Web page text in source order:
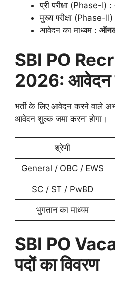
प्री परीक्षा (Phase-I) :
मुख्य परीक्षा (Phase-
आवेदन का माध्यम :
SBI PO
2026: आवेदन
भर्ती के लिए आवेदन करने वाले
आवेदन शुल्क जमा करना होगा।
श्रेणी
General / OBC / EWS
SC / ST / PwBD
भुगतान का माध्यम
SBI PO
पदों का विवरण